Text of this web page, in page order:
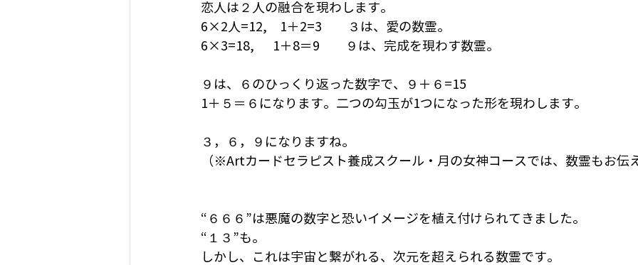
恋人は２人の融合を現わします。
6×2人=12,　1＋2=3　　３は、愛の数霊。
6×3=18,  　1＋8＝9　　９は、完成を現わす数霊。
９は、６のひっくり返った数字で、９＋６=15
1＋５＝６になります。二つの勾玉が1つになった形を現わします。
３，６，９になりますね。
（※Artカードセラピスト養成スクール・月の女神コースでは、数霊もお伝
“６６６”は悪魔の数字と恐いイメージを植え付けられてきました。
“１３”も。
しかし、これは宇宙と繋がれる、次元を超えられる数霊です。